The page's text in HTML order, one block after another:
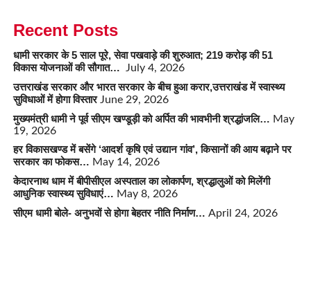
Recent Posts
धामी सरकार के 5 साल पूरे, सेवा पखवाड़े की शुरुआत; 219 करोड़ की 51
विकास योजनाओं की सौगात…
July 4, 2026
उत्तराखंड सरकार और भारत सरकार के बीच हुआ करार,उत्तराखंड में स्वास्थ्य
सुविधाओं में होगा विस्तार June 29, 2026
मुख्यमंत्री धामी ने पूर्व सीएम खण्डूड़ी को अर्पित की भावभीनी श्रद्धांजलि… May
19, 2026
हर विकासखण्ड में बसेंगे ‘आदर्श कृषि एवं उद्यान गांव’, किसानों की आय बढ़ाने पर
सरकार का फोकस… May 14, 2026
केदारनाथ धाम में बीपीसीएल अस्पताल का लोकार्पण, श्रद्धालुओं को मिलेंगी
आधुनिक स्वास्थ्य सुविधाएं… May 8, 2026
सीएम धामी बोले- अनुभवों से होगा बेहतर नीति निर्माण… April 24, 2026